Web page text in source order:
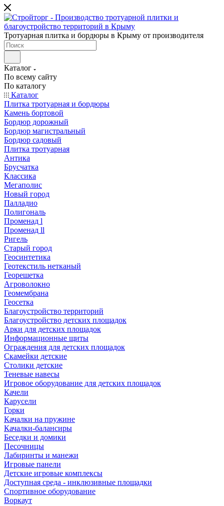
Тротуарная плитка и бордюры в Крыму от производителя
Каталог
По всему сайту
По каталогу
Каталог
Плитка тротуарная и бордюры
Камень бортовой
Бордюр дорожный
Бордюр магистральный
Бордюр садовый
Плитка тротуарная
Антика
Брусчатка
Классика
Мегаполис
Новый город
Палладио
Полигональ
Променад l
Променад ll
Ригель
Старый город
Геосинтетика
Геотекстиль нетканый
Георешетка
Агроволокно
Геомембрана
Геосетка
Благоустройство территорий
Благоустройство детских площадок
Арки для детских площадок
Информационные щиты
Ограждения для детских площадок
Скамейки детские
Столики детские
Теневые навесы
Игровое оборудование для детских площадок
Качели
Карусели
Горки
Качалки на пружине
Качалки-балансиры
Беседки и домики
Песочницы
Лабиринты и манежи
Игровые панели
Детские игровые комплексы
Доступная среда - инклюзивные площадки
Спортивное оборудование
Воркаут